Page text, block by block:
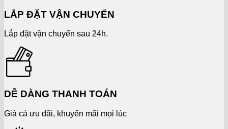
LẮP ĐẶT VẬN CHUYỂN
Lắp đặt vận chuyển sau 24h.
DỄ DÀNG THANH TOÁN
Giá cả ưu đãi, khuyến mãi mọi lúc